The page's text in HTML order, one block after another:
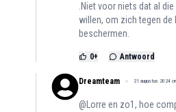
.Niet voor niets dat al
willen, om zich tegen de
beschermen.
0+ Antwoord
Dreamteam 21 augustus 2024
@Lorre en zo1, hoe